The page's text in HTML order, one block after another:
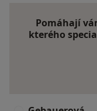
Pomáhají
kterého